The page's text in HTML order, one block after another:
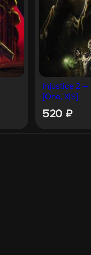
Injustice 2
[One, X|S]
520 ₽